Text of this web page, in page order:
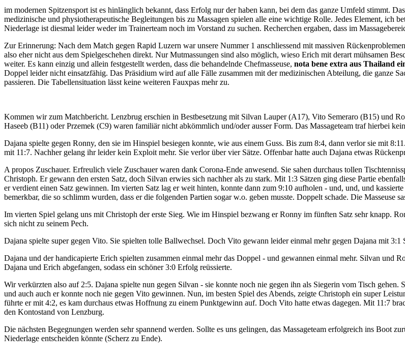
im modernen Spitzensport ist es hinlänglich bekannt, dass Erfolg nur der haben kann, bei dem das ganze Umfeld stimmt.
medizinische und physiotherapeutische Begleitungen bis zu Massagen spielen alle eine wichtige Rolle. Jedes Element, ich
Niederlage ist diesmal leider weder im Trainerteam noch im Vorstand zu suchen. Recherchen ergaben, dass im
Zur Erinnerung: Nach dem Match gegen Rapid Luzern war unsere Nummer 1 anschliessend mit massiven
also eher nicht aus dem Spielgeschehen direkt. Nur Mutmassungen sind also möglich, wieso Erich mit derart mühsamen
weiter. Es kann einzig und allein festgestellt werden, dass die behandelnde Chefmasseuse, nota bene extra aus Thailand
Doppel leider nicht einsatzfähig. Das Präsidium wird auf alle Fälle zusammen mit der medizinischen Abteilung, die ganze
passieren. Die Tabellensituation lässt keine weiteren Fauxpas mehr zu.
Kommen wir zum Matchbericht. Lenzbrug erschien in Bestbesetzung mit Silvan Lauper (A17), Vito Semeraro (B15) und
Haseeb (B11) oder Przemek (C9) waren familiär nicht abkömmlich und/oder ausser Form. Das Massageteam traf hierbei
Dajana spielte gegen Ronny, den sie im Hinspiel besiegen konnte, wie aus einem Guss. Bis zum 8:4, dann verlor sie mit
mit 11:7. Nachher gelang ihr leider kein Exploit mehr. Sie verlor über vier Sätze. Offenbar hatte auch Dajana etwas
A propos Zuschauer. Erfreulich viele Zuschauer waren dank Corona-Ende anwesend. Sie sahen durchaus tollen
Christoph. Er gewann den ersten Satz, doch Silvan erwies sich nachher als zu stark. Mit 1:3 Sätzen ging diese Partie
er verdient einen Satz gewinnen. Im vierten Satz lag er weit hinten, konnte dann zum 9:10 aufholen - und, und, und
bemerkbar, die so schlimm wurden, dass er die folgenden Partien sogar w.o. geben musste. Doppelt schade. Die
Im vierten Spiel gelang uns mit Christoph der erste Sieg. Wie im Hinspiel bezwang er Ronny im fünften Satz sehr knapp.
sich nicht zu seinem Pech.
Dajana spielte super gegen Vito. Sie spielten tolle Ballwechsel. Doch Vito gewann leider einmal mehr gegen Dajana mit
Dajana und der handicapierte Erich spielten zusammen einmal mehr das Doppel - und gewannen einmal mehr. Silvan und
Dajana und Erich abgefangen, sodass ein schöner 3:0 Erfolg reüssierte.
Wir verkürzten also auf 2:5. Dajana spielte nun gegen Silvan - sie konnte noch nie gegen ihn als Siegerin vom Tisch
und auch auch er konnte noch nie gegen Vito gewinnen. Nun, im besten Spiel des Abends, zeigte Christoph ein super
führte er mit 4:2, es kam durchaus etwas Hoffnung zu einem Punktgewinn auf. Doch Vito hatte etwas dagegen. Mit 11:7
den Kontostand von Lenzburg.
Die nächsten Begegnungen werden sehr spannend werden. Sollte es uns gelingen, das Massageteam erfolgreich ins Boot
Niederlage entscheiden könnte (Scherz zu Ende).